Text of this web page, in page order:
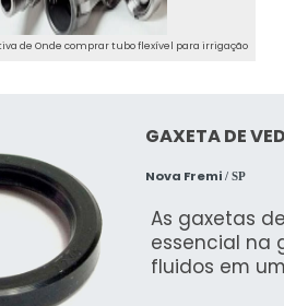
de Onde comprar tubo flexível para irrigação
GAXETA DE
Nova Fremi / SP
As gaxetas
essencial na
fluidos em